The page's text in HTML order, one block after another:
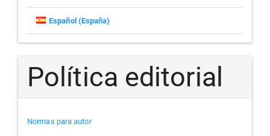
Español (España)
Política editorial
Normas para autor